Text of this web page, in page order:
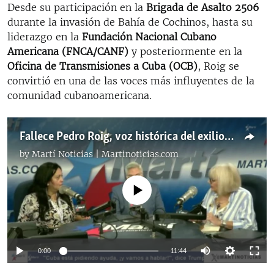
Desde su participación en la Brigada de Asalto 2506
durante la invasión de Bahía de Cochinos, hasta su
liderazgo en la Fundación Nacional Cubano
Americana (FNCA/CANF) y posteriormente en la
Oficina de Transmisiones a Cuba (OCB), Roig se
convirtió en una de las voces más influyentes de la
comunidad cubanoamericana.
Fallece Pedro Roig, voz histórica del exilio cubano y defensor de la libertad
by Martí Noticias | Martinoticias.com
No media source currently available
0:00 11:44